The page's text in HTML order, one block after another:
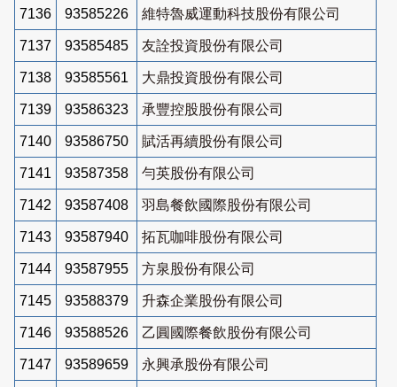
7136 93585226 維特魯威運動科技股份有限公司
7137 93585485 友詮投資股份有限公司
7138 93585561 大鼎投資股份有限公司
7139 93586323 承豐控股股份有限公司
7140 93586750 賦活再續股份有限公司
7141 93587358 勻英股份有限公司
7142 93587408 羽島餐飲國際股份有限公司
7143 93587940 拓瓦咖啡股份有限公司
7144 93587955 方泉股份有限公司
7145 93588379 升森企業股份有限公司
7146 93588526 乙圓國際餐飲股份有限公司
7147 93589659 永興承股份有限公司